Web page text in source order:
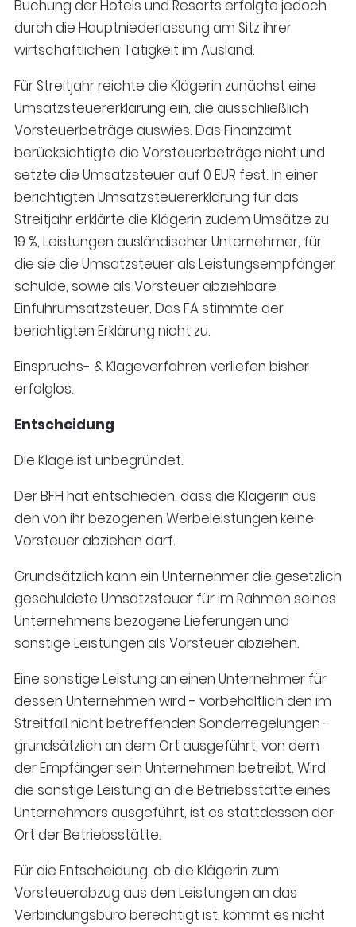
Buchung der Hotels und Resorts erfolgte jedoch
durch die Hauptniederlassung am Sitz ihrer
wirtschaftlichen Tätigkeit im Ausland.
Für Streitjahr reichte die Klägerin zunächst eine
Umsatzsteuererklärung ein, die ausschließlich
Vorsteuerbeträge auswies. Das Finanzamt
berücksichtigte die Vorsteuerbeträge nicht und
setzte die Umsatzsteuer auf 0 EUR fest. In einer
berichtigten Umsatzsteuererklärung für das
Streitjahr erklärte die Klägerin zudem Umsätze zu
19 %, Leistungen ausländischer Unternehmer, für
die sie die Umsatzsteuer als Leistungsempfänger
schulde, sowie als Vorsteuer abziehbare
Einfuhrumsatzsteuer. Das FA stimmte der
berichtigten Erklärung nicht zu.
Einspruchs- & Klageverfahren verliefen bisher
erfolglos.
Entscheidung
Die Klage ist unbegründet.
Der BFH hat entschieden, dass die Klägerin aus
den von ihr bezogenen Werbeleistungen keine
Vorsteuer abziehen darf.
Grundsätzlich kann ein Unternehmer die gesetzlich
geschuldete Umsatzsteuer für im Rahmen seines
Unternehmens bezogene Lieferungen und
sonstige Leistungen als Vorsteuer abziehen.
Eine sonstige Leistung an einen Unternehmer für
dessen Unternehmen wird - vorbehaltlich den im
Streitfall nicht betreffenden Sonderregelungen -
grundsätzlich an dem Ort ausgeführt, von dem
der Empfänger sein Unternehmen betreibt. Wird
die sonstige Leistung an die Betriebsstätte eines
Unternehmers ausgeführt, ist es stattdessen der
Ort der Betriebsstätte.
Für die Entscheidung, ob die Klägerin zum
Vorsteuerabzug aus den Leistungen an das
Verbindungsbüro berechtigt ist, kommt es nicht